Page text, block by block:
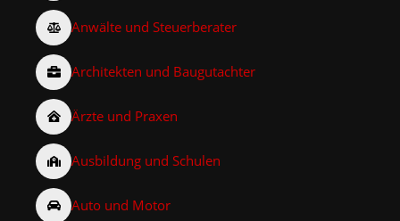
Anwälte und Steuerberater
Architekten und Baugutachter
Ärzte und Praxen
Ausbildung und Schulen
Auto und Motor